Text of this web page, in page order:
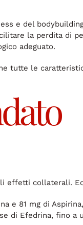
e del
la perdita di
adeguato.
tutte le
effetti collaterali.
e 81 mg di
di Efedrina, fino a